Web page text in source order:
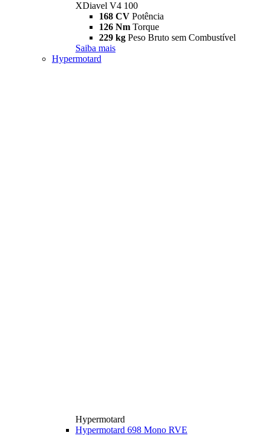
XDiavel V4 100
168 CV Potência
126 Nm Torque
229 kg Peso Bruto sem Combustível
Saiba mais
Hypermotard
Hypermotard
Hypermotard 698 Mono RVE